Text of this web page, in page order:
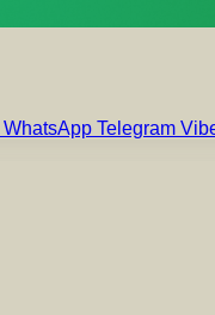
WhatsApp Telegram